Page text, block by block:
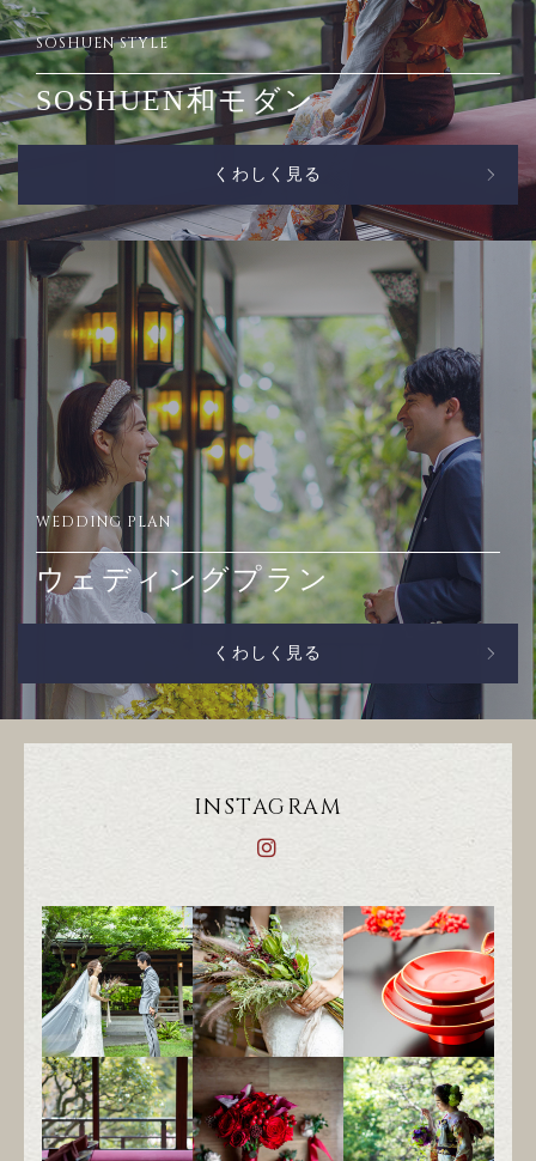
SOSHUEN STYLE
SOSHUEN和モダン
くわしく見る
WEDDING PLAN
ウェディングプラン
くわしく見る
INSTAGRAM